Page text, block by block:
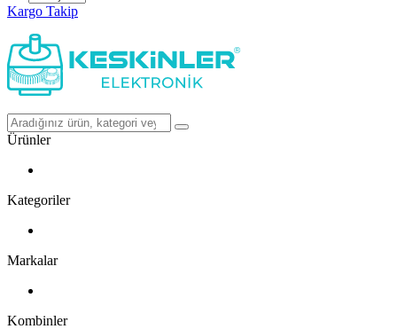
Kargo Takip
Ürünler
Kategoriler
Markalar
Kombinler